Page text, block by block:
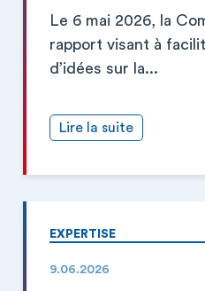
Le 6 mai 2026, la
rapport visant à
d’idées sur la...
Lire la suite
EXPERTISE
9.06.2026